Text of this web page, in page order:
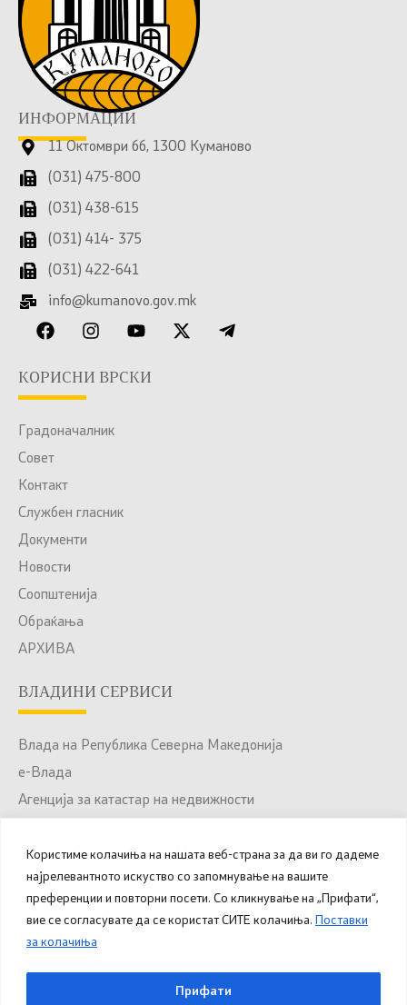
Користиме колачиња на нашата веб-страна за да ви го дадеме
најрелевантното искуство со запомнување на вашите
преференции и повторни посети. Со кликнување на „Прифати“,
вие се согласувате да се користат СИТЕ колачиња. Поставки
за колачиња
Прифати
ИНФОРМАЦИИ
11 Октомври бб, 1300 Куманово
(031) 475-800
(031) 438-615
(031) 414- 375
(031) 422-641
info@kumanovo.gov.mk
КОРИСНИ ВРСКИ
Градоначалник
Совет
Контакт
Службен гласник
Документи
Новости
Соопштенија
Обраќања
АРХИВА
ВЛАДИНИ СЕРВИСИ
Влада на Република Северна Македонија
е-Влада
Агенција за катастар на недвижности
Портал за отворени податоци
Национален Портал за е-Услуги
© 2025 – 2026 Општина Куманово. Сите права